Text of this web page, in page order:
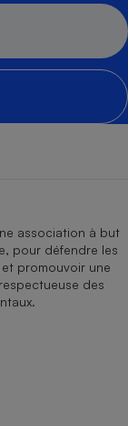
association à but
pour défendre les
promouvoir une
des